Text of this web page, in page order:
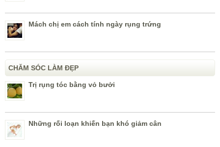
Mách chị em cách tính ngày rụng trứng
CHĂM SÓC LÀM ĐẸP
Trị rụng tóc bằng vỏ bưởi
Những rối loạn khiến bạn khó giảm cân